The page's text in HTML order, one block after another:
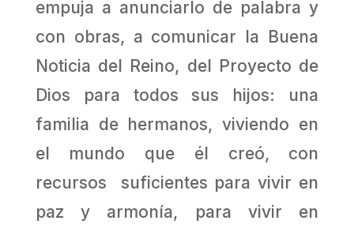
empuja a anunciarlo de palabra y
con obras, a comunicar la Buena
Noticia del Reino, del Proyecto de
Dios para todos sus hijos: una
familia de hermanos, viviendo en
el mundo que él creó, con
recursos suficientes para vivir en
paz y armonía, para vivir en